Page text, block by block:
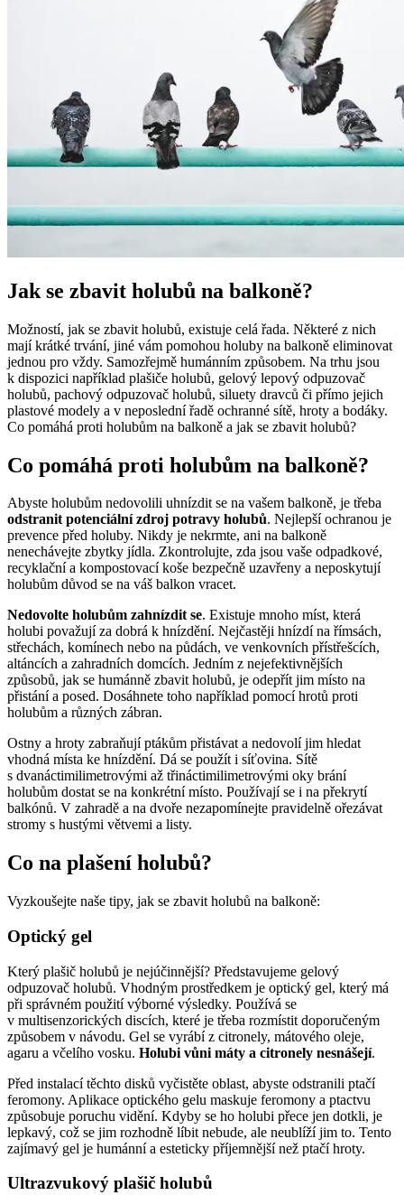
Jak se zbavit holubů na balkoně?
Možností, jak se zbavit holubů, existuje celá řada. Některé z nich
mají krátké trvání, jiné vám pomohou holuby na balkoně eliminovat
jednou pro vždy. Samozřejmě humánním způsobem. Na trhu jsou
k dispozici například plašiče holubů, gelový lepový odpuzovač
holubů, pachový odpuzovač holubů, siluety dravců či přímo jejich
plastové modely a v neposlední řadě ochranné sítě, hroty a bodáky.
Co pomáhá proti holubům na balkoně a jak se zbavit holubů?
Co pomáhá proti holubům na balkoně?
Abyste holubům nedovolili uhnízdit se na vašem balkoně, je třeba
odstranit potenciální zdroj potravy holubů. Nejlepší ochranou je
prevence před holuby. Nikdy je nekrmte, ani na balkoně
nenechávejte zbytky jídla. Zkontrolujte, zda jsou vaše odpadkové,
recyklační a kompostovací koše bezpečně uzavřeny a neposkytují
holubům důvod se na váš balkon vracet.
Nedovolte holubům zahnízdit se. Existuje mnoho míst, která
holubi považují za dobrá k hnízdění. Nejčastěji hnízdí na římsách,
střechách, komínech nebo na půdách, ve venkovních přístřešcích,
altáncích a zahradních domcích. Jedním z nejefektivnějších
způsobů, jak se humánně zbavit holubů, je odepřít jim místo na
přistání a posed. Dosáhnete toho například pomocí hrotů proti
holubům a různých zábran.
Ostny a hroty zabraňují ptákům přistávat a nedovolí jim hledat
vhodná místa ke hnízdění. Dá se použít i síťovina. Sítě
s dvanáctimilimetrovými až třináctimilimetrovými oky brání
holubům dostat se na konkrétní místo. Používají se i na překrytí
balkónů. V zahradě a na dvoře nezapomínejte pravidelně ořezávat
stromy s hustými větvemi a listy.
Co na plašení holubů?
Vyzkoušejte naše tipy, jak se zbavit holubů na balkoně:
Optický gel
Který plašič holubů je nejúčinnější? Představujeme gelový
odpuzovač holubů. Vhodným prostředkem je optický gel, který má
při správném použití výborné výsledky. Používá se
v multisenzorických discích, které je třeba rozmístit doporučeným
způsobem v návodu. Gel se vyrábí z citronely, mátového oleje,
agaru a včelího vosku. Holubi vůni máty a citronely nesnášejí.
Před instalací těchto disků vyčistěte oblast, abyste odstranili ptačí
feromony. Aplikace optického gelu maskuje feromony a ptactvu
způsobuje poruchu vidění. Kdyby se ho holubi přece jen dotkli, je
lepkavý, což se jim rozhodně líbit nebude, ale neublíží jim to. Tento
zajímavý gel je humánní a esteticky příjemnější než ptačí hroty.
Ultrazvukový plašič holubů